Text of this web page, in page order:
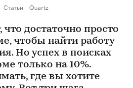
Статьи Quartz
достаточно просто
чтобы найти работу
Но успех в поисках
только на 10%.
где вы хотите